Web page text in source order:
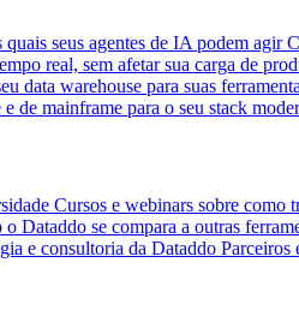
seus agentes de IA podem agir
real, sem afetar sua carga de
data warehouse para suas
de mainframe para o seu stack
Cursos e webinars sobre como
o Dataddo se compara a outras
e consultoria da Dataddo Parceiros